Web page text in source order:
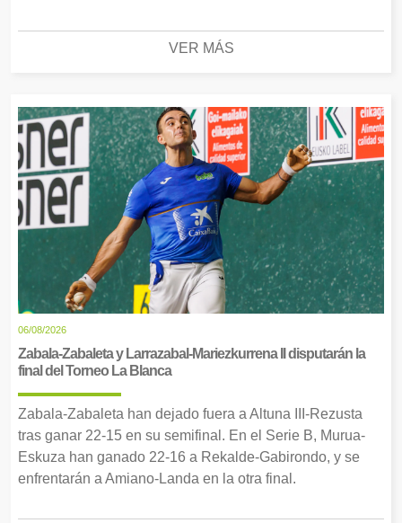
VER MÁS
06/08/2026
Zabala-Zabaleta y Larrazabal-Mariezkurrena II disputarán la
final del Torneo La Blanca
Zabala-Zabaleta han dejado fuera a Altuna III-Rezusta
tras ganar 22-15 en su semifinal. En el Serie B, Murua-
Eskuza han ganado 22-16 a Rekalde-Gabirondo, y se
enfrentarán a Amiano-Landa en la otra final.